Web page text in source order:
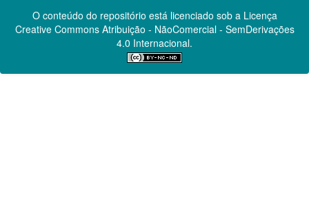
O conteúdo do repositório está licenciado sob a Licença
Creative CommonsAtribuição - NãoComercial - SemDerivações
4.0 Internacional.